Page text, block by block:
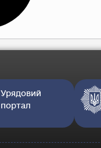
Урядовий
портал